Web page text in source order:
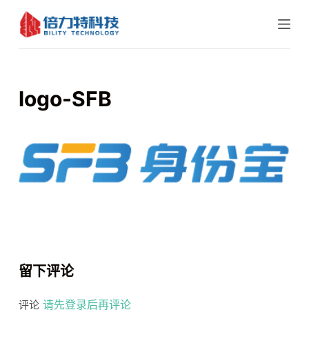
跳
过
logo-SFB
留下评论
评论 请先登录后再评论